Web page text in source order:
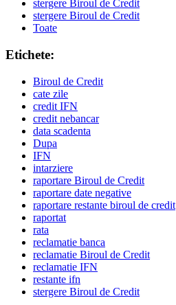
stergere Biroul de Credit
stergere Biroul de Credit
Toate
Etichete:
Biroul de Credit
cate zile
credit IFN
credit nebancar
data scadenta
Dupa
IFN
intarziere
raportare Biroul de Credit
raportare date negative
raportare restante biroul de credit
raportat
rata
reclamatie banca
reclamatie Biroul de Credit
reclamatie IFN
restante ifn
stergere Biroul de Credit